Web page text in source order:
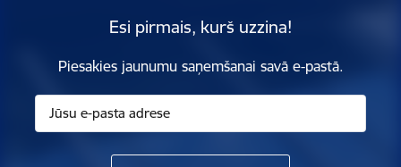
Esi pirmais, kurš uzzina!
Piesakies jaunumu saņemšanai savā e-pastā.